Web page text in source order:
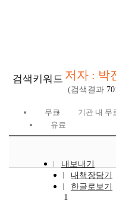
검색키워드 저자 : 박
(검색결과
무료
기관 내 무
유료
내보내기
내책장담기
한글로보기
1